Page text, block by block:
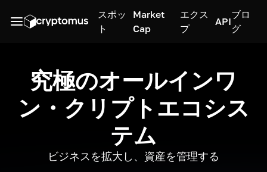
スポッ
ト
Market
Cap
エクス
プ
API
ブロ
グ
究極のオールインワ
ン・クリプトエコシス
テム
ビジネスを拡大し、資産を管理する